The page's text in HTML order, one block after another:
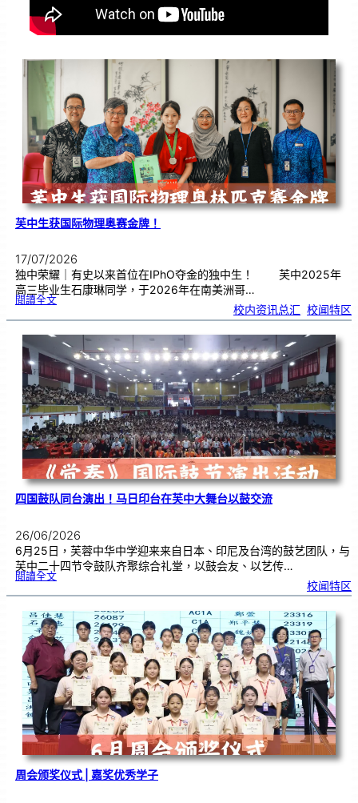
芙中生获国际物理奥赛金牌！
17/07/2026
独中荣耀｜有史以来首位在IPhO夺金的独中生！ 芙中2025年
高三毕业生石康琳同学，于2026年在南美洲哥…
閱讀全文:芙
获
际
物
理
赛
金
牌
！
校内资讯总汇 校闻特区
四国鼓队同台演出！马日印台在芙中大舞台以鼓交流
26/06/2026
6月25日，芙蓉中华中学迎来来自日本、印尼及台湾的鼓艺团队，与
芙中二十四节令鼓队齐聚综合礼堂，以鼓会友、以艺传…
閱讀全文:四
队
台
演
出
！
马
日
印
台
在
芙
中
大
舞
台
以
鼓
交
流
校闻特区
周会颁奖仪式 | 嘉奖优秀学子